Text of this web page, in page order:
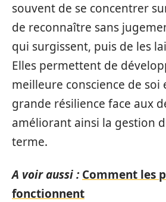
souvent de se concentrer
de reconnaître sans
qui surgissent, puis de les
Elles permettent de
meilleure conscience de soi
grande résilience face aux
améliorant ainsi la gestion
terme.
A voir aussi : Comment les
fonctionnent